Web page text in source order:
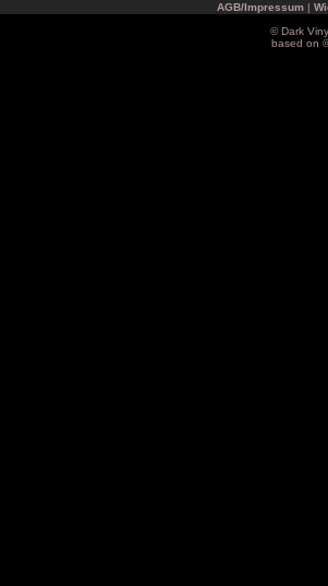
AGB/Impressum|
© Dark
based on